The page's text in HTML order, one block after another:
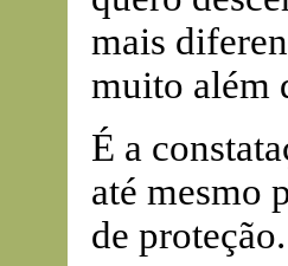
mais
muito além
É a
até mesmo
de